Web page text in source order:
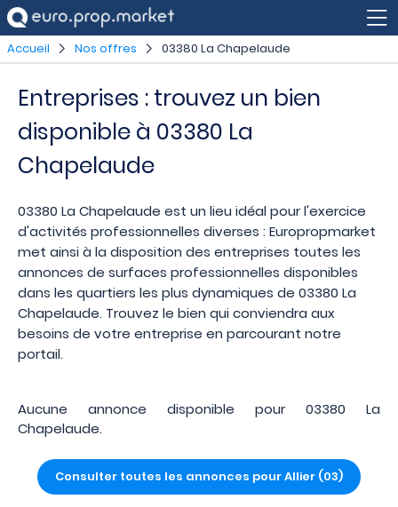
Accueil Nos offres 03380 La Chapelaude
Entreprises : trouvez un bien
disponible à 03380 La
Chapelaude
03380 La Chapelaude est un lieu idéal pour l'exercice
d'activités professionnelles diverses : Europropmarket
met ainsi à la disposition des entreprises toutes les
annonces de surfaces professionnelles disponibles
dans les quartiers les plus dynamiques de 03380 La
Chapelaude. Trouvez le bien qui conviendra aux
besoins de votre entreprise en parcourant notre
portail.
Aucune annonce disponible pour 03380 La
Chapelaude.
Consulter toutes les annonces pour Allier (03)